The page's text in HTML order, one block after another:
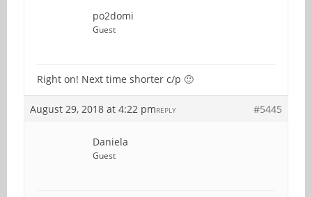
po2domi
Guest
Right on! Next time shorter c/p 🙂
August 29, 2018 at 4:22 pm #5445
REPLY
Daniela
Guest